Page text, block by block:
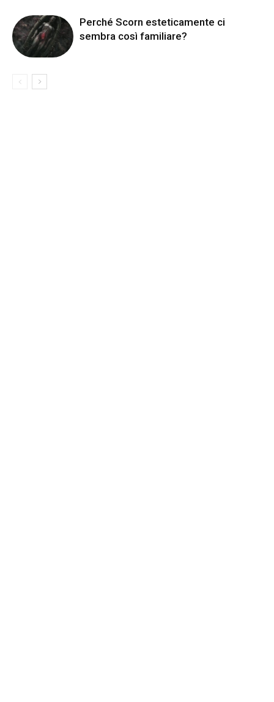
Perché Scorn esteticamente ci
sembra così familiare?